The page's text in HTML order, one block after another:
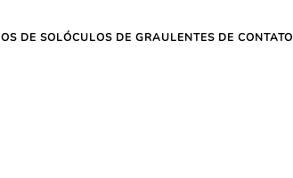
DE SOLÓCULOS DE GRAULENTES DE CONTATO